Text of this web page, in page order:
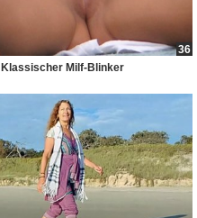
36
Klassischer Milf-Blinker